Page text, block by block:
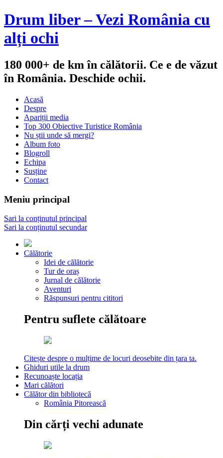
Drum liber – Vezi România cu
alți ochi
180 000+ de km în călătorii. Ce e de văzut
în România. Deschide ochii.
Acasă
Despre
Apariții media
Top 300 Obiective Turistice România
Nu știi unde să mergi?
Album foto
Blogroll
Echipa
Susține
Contact
Meniu principal
Sari la conținutul principal
Sari la conținutul secundar
Călătorie
Idei de călătorie
Tur de oraș
Jurnal de călătorie
Aventuri
Răspunsuri pentru cititori
Pentru suflete călătoare
Citește despre o mulțime de locuri deosebite din țara ta.
Ghiduri utile la drum
Recunoaște locația
Mari călători
Călător din bibliotecă
România Pitorească
Din cărți vechi adunate